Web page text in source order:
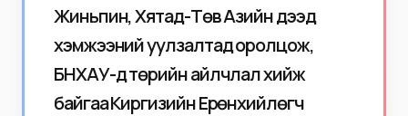
Жиньпин, Хятад-Төв Азийн дээд
хэмжээний уулзалтад оролцож,
БНХАУ-д төрийн айлчлал хийж
байгаа Киргизийн Ерөнхийлөгч